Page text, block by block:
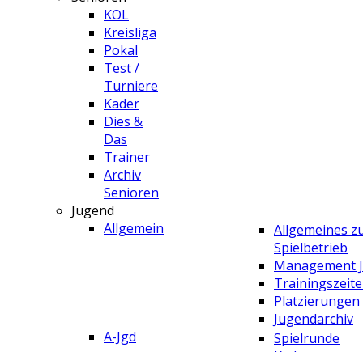
KOL
Kreisliga
Pokal
Test /
Turniere
Kader
Dies &
Das
Trainer
Archiv
Senioren
Jugend
Allgemein
Allgemeines
Spielbetrieb
Management
Platzierungen
Jugendarchiv
A-Jgd
Spielrunde